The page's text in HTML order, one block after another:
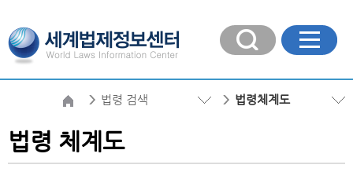
법령 검색 법령체계도
법령 체계도